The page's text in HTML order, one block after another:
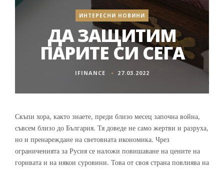
ИНТЕРЕСНИ НОВИНИ
ДА ЗАЩИТИМ
ПАРИТЕ СИ СЕГА
IFINANCE 27.03.2022
Скъпи хора, както знаете, преди близо месец започна война,
съвсем близо до България. Тя доведе не само жертви и разруха,
но и пренареждане на световната икономика. Чрез
ограниченията за Русия се наложи повишаване на цените на
горивата и на някои суровини. Това от своя страна повлиява на